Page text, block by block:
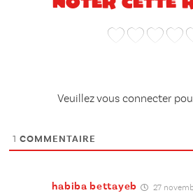
Veuillez vous connecter
1 COMMENTAIRE
habiba bettayeb 27